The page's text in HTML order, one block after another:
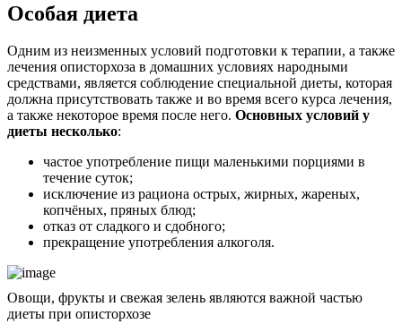
Особая диета
Одним из неизменных условий подготовки к терапии, а также
лечения описторхоза в домашних условиях народными
средствами, является соблюдение специальной диеты, которая
должна присутствовать также и во время всего курса лечения,
а также некоторое время после него. Основных условий у
диеты несколько:
частое употребление пищи маленькими порциями в
течение суток;
исключение из рациона острых, жирных, жареных,
копчёных, пряных блюд;
отказ от сладкого и сдобного;
прекращение употребления алкоголя.
Овощи, фрукты и свежая зелень являются важной частью
диеты при описторхозе